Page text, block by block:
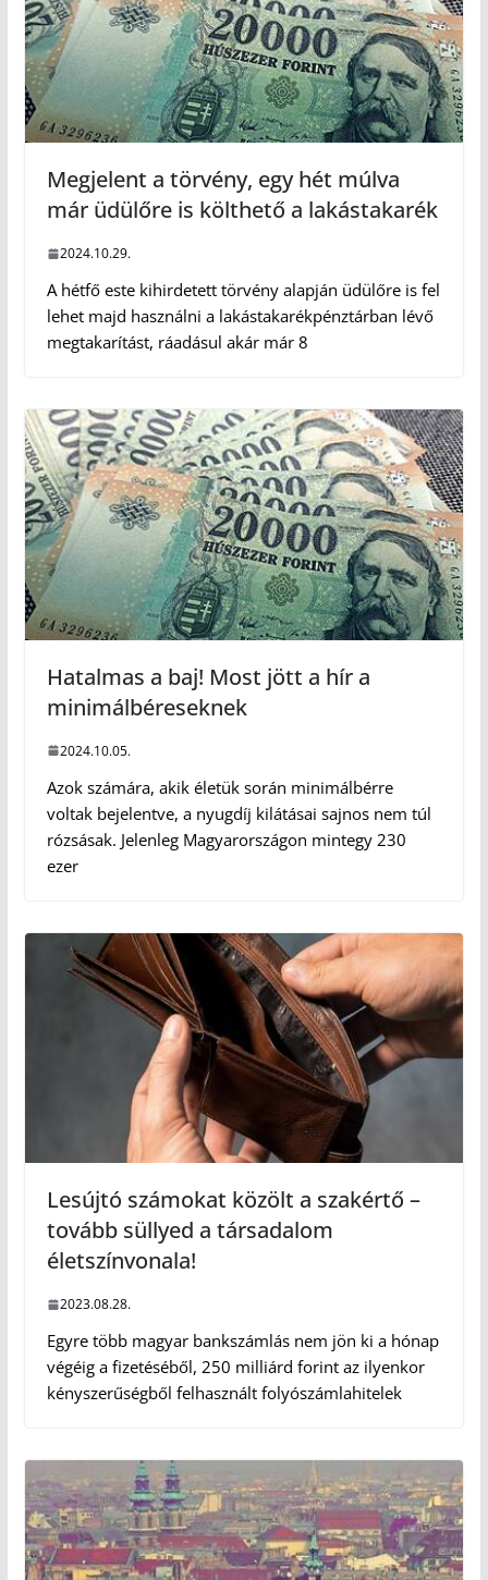
Megjelent a törvény, egy hét múlva
már üdülőre is költhető a lakástakarék
2024.10.29.
A hétfő este kihirdetett törvény alapján üdülőre is fel
lehet majd használni a lakástakarékpénztárban lévő
megtakarítást, ráadásul akár már 8
Hatalmas a baj! Most jött a hír a
minimálbéreseknek
2024.10.05.
Azok számára, akik életük során minimálbérre
voltak bejelentve, a nyugdíj kilátásai sajnos nem túl
rózsásak. Jelenleg Magyarországon mintegy 230
ezer
Lesújtó számokat közölt a szakértő –
tovább süllyed a társadalom
életszínvonala!
2023.08.28.
Egyre több magyar bankszámlás nem jön ki a hónap
végéig a fizetéséből, 250 milliárd forint az ilyenkor
kényszerűségből felhasznált folyószámlahitelek